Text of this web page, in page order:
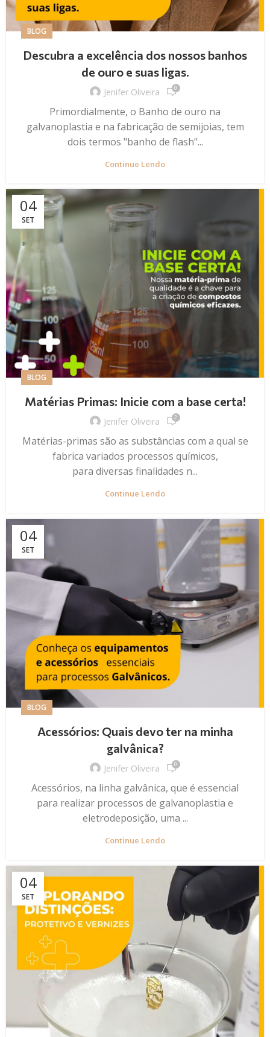
BLOG
Descubra a excelência dos nossos banhos
de ouro e suas ligas.
Jenifer Oliveira 0
Primordialmente, o Banho de ouro na
galvanoplastia e na fabricação de semijoias, tem
dois termos "banho de flash"...
Continue Lendo
04
SET
BLOG
Matérias Primas: Inicie com a base certa!
Jenifer Oliveira 2
Matérias-primas são as substâncias com a qual se
fabrica variados processos químicos,
para diversas finalidades n...
Continue Lendo
04
SET
BLOG
Acessórios: Quais devo ter na minha
galvânica?
Jenifer Oliveira 0
Acessórios, na linha galvânica, que é essencial
para realizar processos de galvanoplastia e
eletrodeposição, uma ...
Continue Lendo
04
SET